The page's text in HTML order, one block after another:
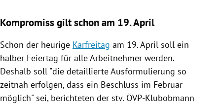
Kompromiss gilt schon am 19. April
Schon der heurige Karfreitag am 19. April soll ein
halber Feiertag für alle Arbeitnehmer werden.
Deshalb soll "die detaillierte Ausformulierung so
zeitnah erfolgen, dass ein Beschluss im Februar
möglich" sei, berichteten der stv. ÖVP-Klubobmann